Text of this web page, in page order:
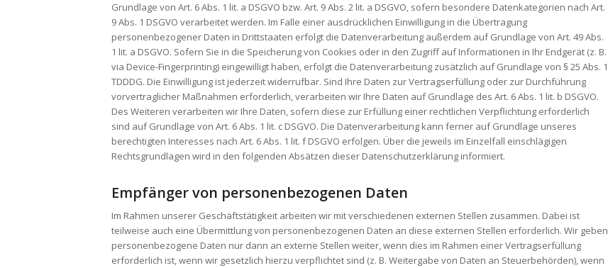
Grundlage von Art. 6 Abs. 1 lit. a DSGVO bzw. Art. 9 Abs. 2 lit. a DSGVO, sofern besondere Datenkategorien nach Art.
9 Abs. 1 DSGVO verarbeitet werden. Im Falle einer ausdrücklichen Einwilligung in die Übertragung
personenbezogener Daten in Drittstaaten erfolgt die Datenverarbeitung außerdem auf Grundlage von Art. 49 Abs.
1 lit. a DSGVO. Sofern Sie in die Speicherung von Cookies oder in den Zugriff auf Informationen in Ihr Endgerät (z. B.
via Device-Fingerprinting) eingewilligt haben, erfolgt die Datenverarbeitung zusätzlich auf Grundlage von § 25 Abs. 1
TDDDG. Die Einwilligung ist jederzeit widerrufbar. Sind Ihre Daten zur Vertragserfüllung oder zur Durchführung
vorvertraglicher Maßnahmen erforderlich, verarbeiten wir Ihre Daten auf Grundlage des Art. 6 Abs. 1 lit. b DSGVO.
Des Weiteren verarbeiten wir Ihre Daten, sofern diese zur Erfüllung einer rechtlichen Verpflichtung erforderlich
sind auf Grundlage von Art. 6 Abs. 1 lit. c DSGVO. Die Datenverarbeitung kann ferner auf Grundlage unseres
berechtigten Interesses nach Art. 6 Abs. 1 lit. f DSGVO erfolgen. Über die jeweils im Einzelfall einschlägigen
Rechtsgrundlagen wird in den folgenden Absätzen dieser Datenschutzerklärung informiert.
Empfänger von personenbezogenen Daten
Im Rahmen unserer Geschäftstätigkeit arbeiten wir mit verschiedenen externen Stellen zusammen. Dabei ist
teilweise auch eine Übermittlung von personenbezogenen Daten an diese externen Stellen erforderlich. Wir geben
personenbezogene Daten nur dann an externe Stellen weiter, wenn dies im Rahmen einer Vertragserfüllung
erforderlich ist, wenn wir gesetzlich hierzu verpflichtet sind (z. B. Weitergabe von Daten an Steuerbehörden), wenn